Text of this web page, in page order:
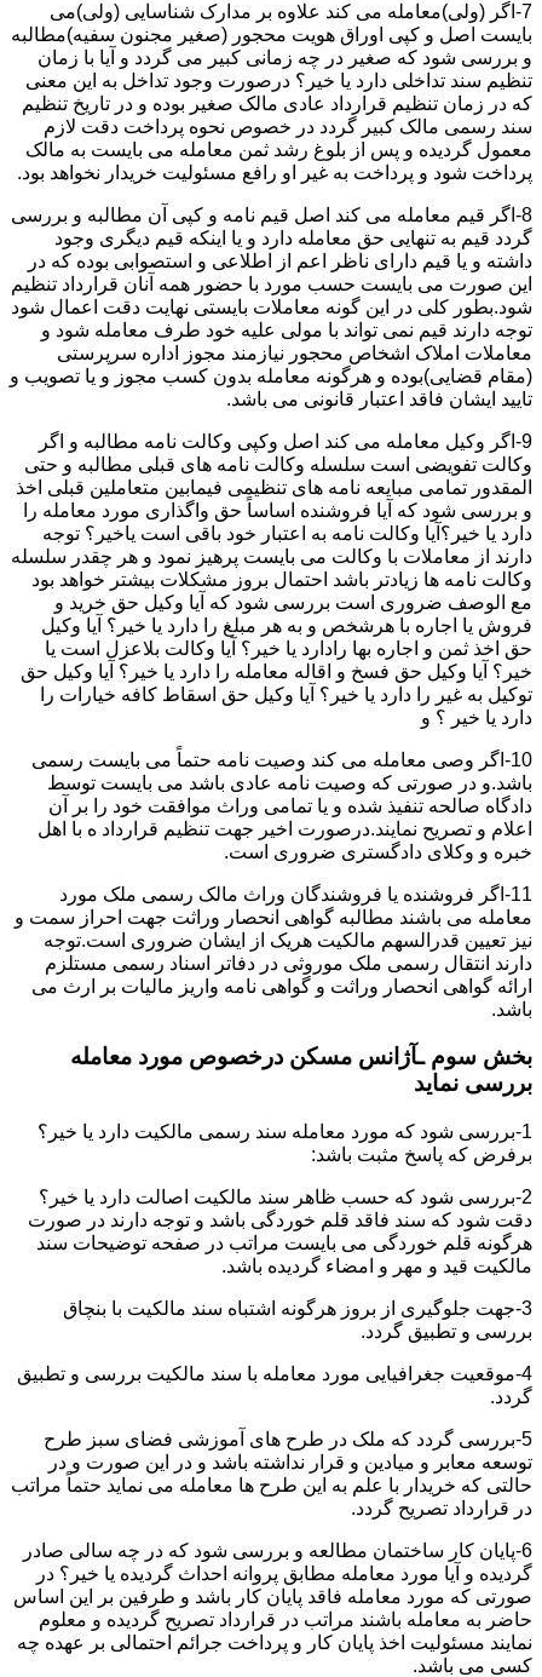
7-اگر (ولی)معامله می کند علاوه بر مدارک شناسایی (ولی)می
بایست اصل و کپی اوراق هویت محجور (صغیر مجنون سفیه)مطالبه
و بررسی شود که صغیر در چه زمانی کبیر می گردد و آیا با زمان
تنظیم سند تداخلی دارد یا خیر؟ درصورت وجود تداخل به این معنی
که در زمان تنظیم قرارداد عادی مالک صغیر بوده و در تاریخ تنظیم
سند رسمی مالک کبیر گردد در خصوص نحوه پرداخت دقت لازم
معمول گردیده و پس از بلوغ رشد ثمن معامله می بایست به مالک
پرداخت شود و پرداخت به غیر او رافع مسئولیت خریدار نخواهد بود.
8-اگر قیم معامله می کند اصل قیم نامه و کپی آن مطالبه و بررسی
گردد قیم به تنهایی حق معامله دارد و یا اینکه قیم دیگری وجود
داشته و یا قیم دارای ناظر اعم از اطلاعی و استصوابی بوده که در
این صورت می بایست حسب مورد با حضور همه آنان قرارداد تنظیم
شود.بطور کلی در این گونه معاملات بایستی نهایت دقت اعمال شود
توجه دارند قیم نمی تواند با مولی علیه خود طرف معامله شود و
معاملات املاک اشخاص محجور نیازمند مجوز اداره سرپرستی
(مقام قضایی)بوده و هرگونه معامله بدون کسب مجوز و یا تصویب و
تایید ایشان فاقد اعتبار قانونی می باشد.
9-اگر وکیل معامله می کند اصل وکپی وکالت نامه مطالبه و اگر
وکالت تفویضی است سلسله وکالت نامه های قبلی مطالبه و حتی
المقدور تمامی مبایعه نامه های تنظیمی فیمابین متعاملین قبلی اخذ
و بررسی شود که آیا فروشنده اساساً حق واگذاری مورد معامله را
دارد یا خیر؟آیا وکالت نامه به اعتبار خود باقی است یاخیر؟ توجه
دارند از معاملات با وکالت می بایست پرهیز نمود و هر چقدر سلسله
وکالت نامه ها زیادتر باشد احتمال بروز مشکلات بیشتر خواهد بود
مع الوصف ضروری است بررسی شود که آیا وکیل حق خرید و
فروش یا اجاره با هرشخص و به هر مبلغ را دارد یا خیر؟ آیا وکیل
حق اخذ ثمن و اجاره بها رادارد یا خیر؟ آیا وکالت بلاعزل است یا
خیر؟ آیا وکیل حق فسخ و اقاله معامله را دارد یا خیر؟ آیا وکیل حق
توکیل به غیر را دارد یا خیر؟ آیا وکیل حق اسقاط کافه خیارات را
دارد یا خیر ؟ و
10-اگر وصی معامله می کند وصیت نامه حتماً می بایست رسمی
باشد.و در صورتی که وصیت نامه عادی باشد می بایست توسط
دادگاه صالحه تنفیذ شده و یا تمامی وراث موافقت خود را بر آن
اعلام و تصریح نمایند.درصورت اخیر جهت تنظیم قرارداد ه با اهل
خبره و وکلای دادگستری ضروری است.
11-اگر فروشنده یا فروشندگان وراث مالک رسمی ملک مورد
معامله می باشند مطالبه گواهی انحصار وراثت جهت احراز سمت و
نیز تعیین قدرالسهم مالکیت هریک از ایشان ضروری است.توجه
دارند انتقال رسمی ملک موروثی در دفاتر اسناد رسمی مستلزم
ارائه گواهی انحصار وراثت و گواهی نامه واریز مالیات بر ارث می
باشد.
بخش سوم ـآژانس مسکن درخصوص مورد معامله
بررسی نماید
1-بررسی شود که مورد معامله سند رسمی مالکیت دارد یا خیر؟
برفرض که پاسخ مثبت باشد:
2-بررسی شود که حسب ظاهر سند مالکیت اصالت دارد یا خیر؟
دقت شود که سند فاقد قلم خوردگی باشد و توجه دارند در صورت
هرگونه قلم خوردگی می بایست مراتب در صفحه توضیحات سند
مالکیت قید و مهر و امضاء گردیده باشد.
3-جهت جلوگیری از بروز هرگونه اشتباه سند مالکیت با بنچاق
بررسی و تطبیق گردد.
4-موقعیت جغرافیایی مورد معامله با سند مالکیت بررسی و تطبیق
گردد.
5-بررسی گردد که ملک در طرح های آموزشی فضای سبز طرح
توسعه معابر و میادین و قرار نداشته باشد و در این صورت و در
حالتی که خریدار با علم به این طرح ها معامله می نماید حتماً مراتب
در قرارداد تصریح گردد.
6-پایان کار ساختمان مطالعه و بررسی شود که در چه سالی صادر
گردیده و آیا مورد معامله مطابق پروانه احداث گردیده یا خیر؟ در
صورتی که مورد معامله فاقد پایان کار باشد و طرفین بر این اساس
حاضر به معامله باشند مراتب در قرارداد تصریح گردیده و معلوم
نمایند مسئولیت اخذ پایان کار و پرداخت جرائم احتمالی بر عهده چه
کسی می باشد.